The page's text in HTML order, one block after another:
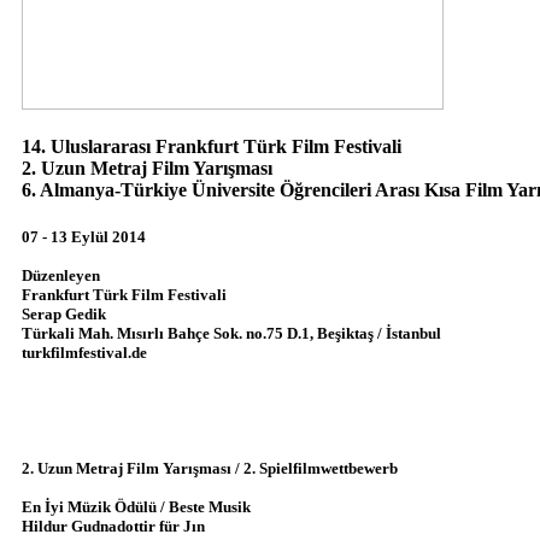
14. Uluslararası Frankfurt Türk Film Festivali
2. Uzun Metraj Film Yarışması
6. Almanya-Türkiye Üniversite Öğrencileri Arası Kısa Film
07 - 13 Eylül 2014
Düzenleyen
Frankfurt Türk Film Festivali
Serap Gedik
Türkali Mah. Mısırlı Bahçe Sok. no.75 D.1, Beşiktaş / İstanbul
turkfilmfestival.de
2. Uzun Metraj Film Yarışması / 2. Spielfilmwettbewerb
En İyi Müzik Ödülü / Beste Musik
Hildur Gudnadottir für Jın